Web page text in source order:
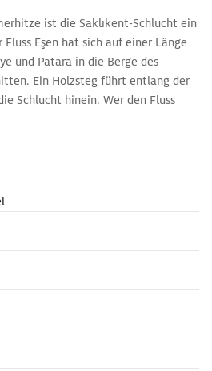
ist die Saklıkent-Schlucht ein
Eşen hat sich auf einer Länge
und Patara in die Berge des
Ein Holzsteg führt entlang der
Schlucht hinein. Wer den Fluss
Mit Flipflops hat man auf
Halt.